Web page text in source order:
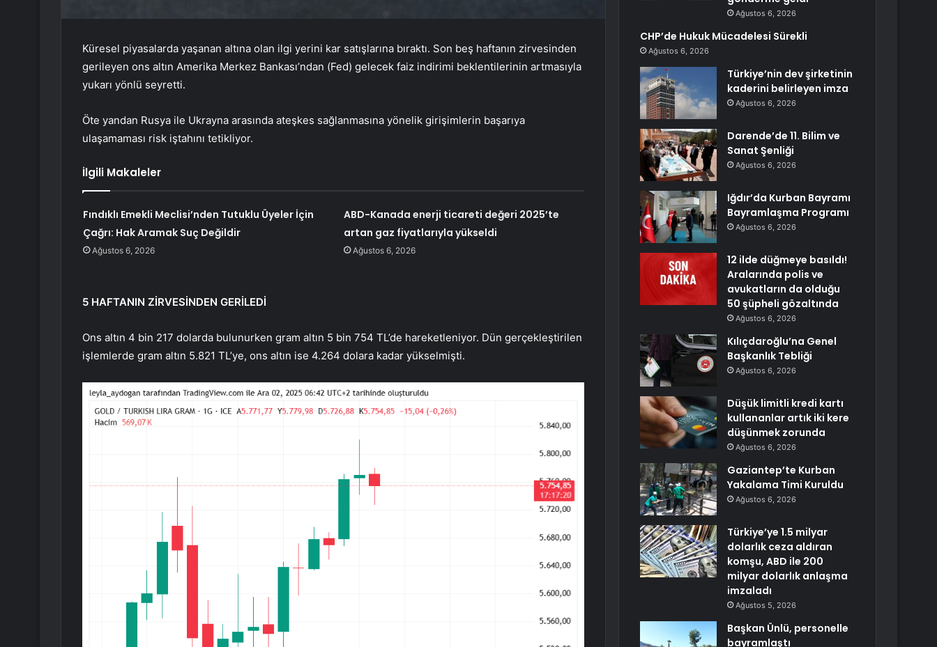
Küresel piyasalarda yaşanan altına olan ilgi yerini kar satışlarına bıraktı. Son beş haftanın zirvesinden
gerileyen ons altın Amerika Merkez Bankası’ndan (Fed) gelecek faiz indirimi beklentilerinin artmasıyla
yukarı yönlü seyretti.
Öte yandan Rusya ile Ukrayna arasında ateşkes sağlanmasına yönelik girişimlerin başarıya
ulaşamaması risk iştahını tetikliyor.
İlgili Makaleler
Fındıklı Emekli Meclisi’nden Tutuklu Üyeler İçin
Çağrı: Hak Aramak Suç Değildir
Ağustos 6, 2026
ABD-Kanada enerji ticareti değeri 2025’te
artan gaz fiyatlarıyla yükseldi
Ağustos 6, 2026
5 HAFTANIN ZİRVESİNDEN GERİLEDİ
Ons altın 4 bin 217 dolarda bulunurken gram altın 5 bin 754 TL’de hareketleniyor. Dün gerçekleştirilen
işlemlerde gram altın 5.821 TL’ye, ons altın ise 4.264 dolara kadar yükselmişti.
Ağustos 6, 2026
CHP’de Hukuk Mücadelesi Sürekli
Ağustos 6, 2026
Türkiye’nin dev şirketinin
kaderini belirleyen imza
Ağustos 6, 2026
Darende’de 11. Bilim ve
Sanat Şenliği
Ağustos 6, 2026
Iğdır’da Kurban Bayramı
Bayramlaşma Programı
Ağustos 6, 2026
12 ilde düğmeye basıldı!
Aralarında polis ve
avukatların da olduğu
50 şüpheli gözaltında
Ağustos 6, 2026
Kılıçdaroğlu’na Genel
Başkanlık Tebliği
Ağustos 6, 2026
Düşük limitli kredi kartı
kullananlar artık iki kere
düşünmek zorunda
Ağustos 6, 2026
Gaziantep’te Kurban
Yakalama Timi Kuruldu
Ağustos 6, 2026
Türkiye’ye 1.5 milyar
dolarlık ceza aldıran
komşu, ABD ile 200
milyar dolarlık anlaşma
imzaladı
Ağustos 5, 2026
Başkan Ünlü, personelle
bayramlaştı